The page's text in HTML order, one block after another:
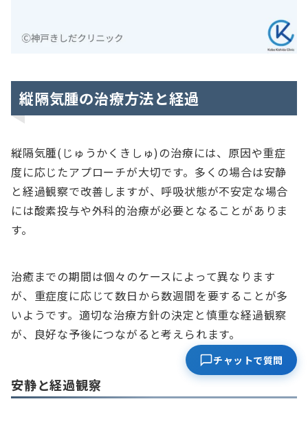
縦隔気腫の治療方法と経過
縦隔気腫(じゅうかくきしゅ)の治療には、原因や重症
度に応じたアプローチが大切です。多くの場合は安静
と経過観察で改善しますが、呼吸状態が不安定な場合
には酸素投与や外科的治療が必要となることがありま
す。
治癒までの期間は個々のケースによって異なります
が、重症度に応じて数日から数週間を要することが多
いようです。適切な治療方針の決定と慎重な経過観察
が、良好な予後につながると考えられます。
安静と経過観察
チャットで質問